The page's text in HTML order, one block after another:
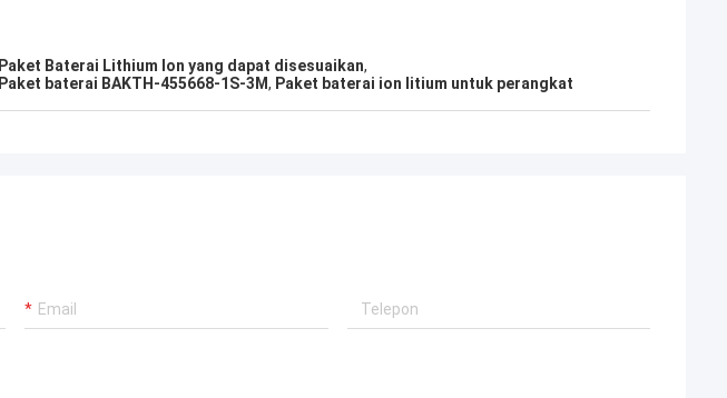
Paket Baterai Lithium Ion yang dapat disesuaikan,
Paket baterai BAKTH-455668-1S-3M, Paket baterai ion litium untuk perangkat